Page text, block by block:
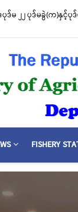
ဒ်မ ၂၂ ပုဒ်မခွဲ(က)နှင့်
FISHERY